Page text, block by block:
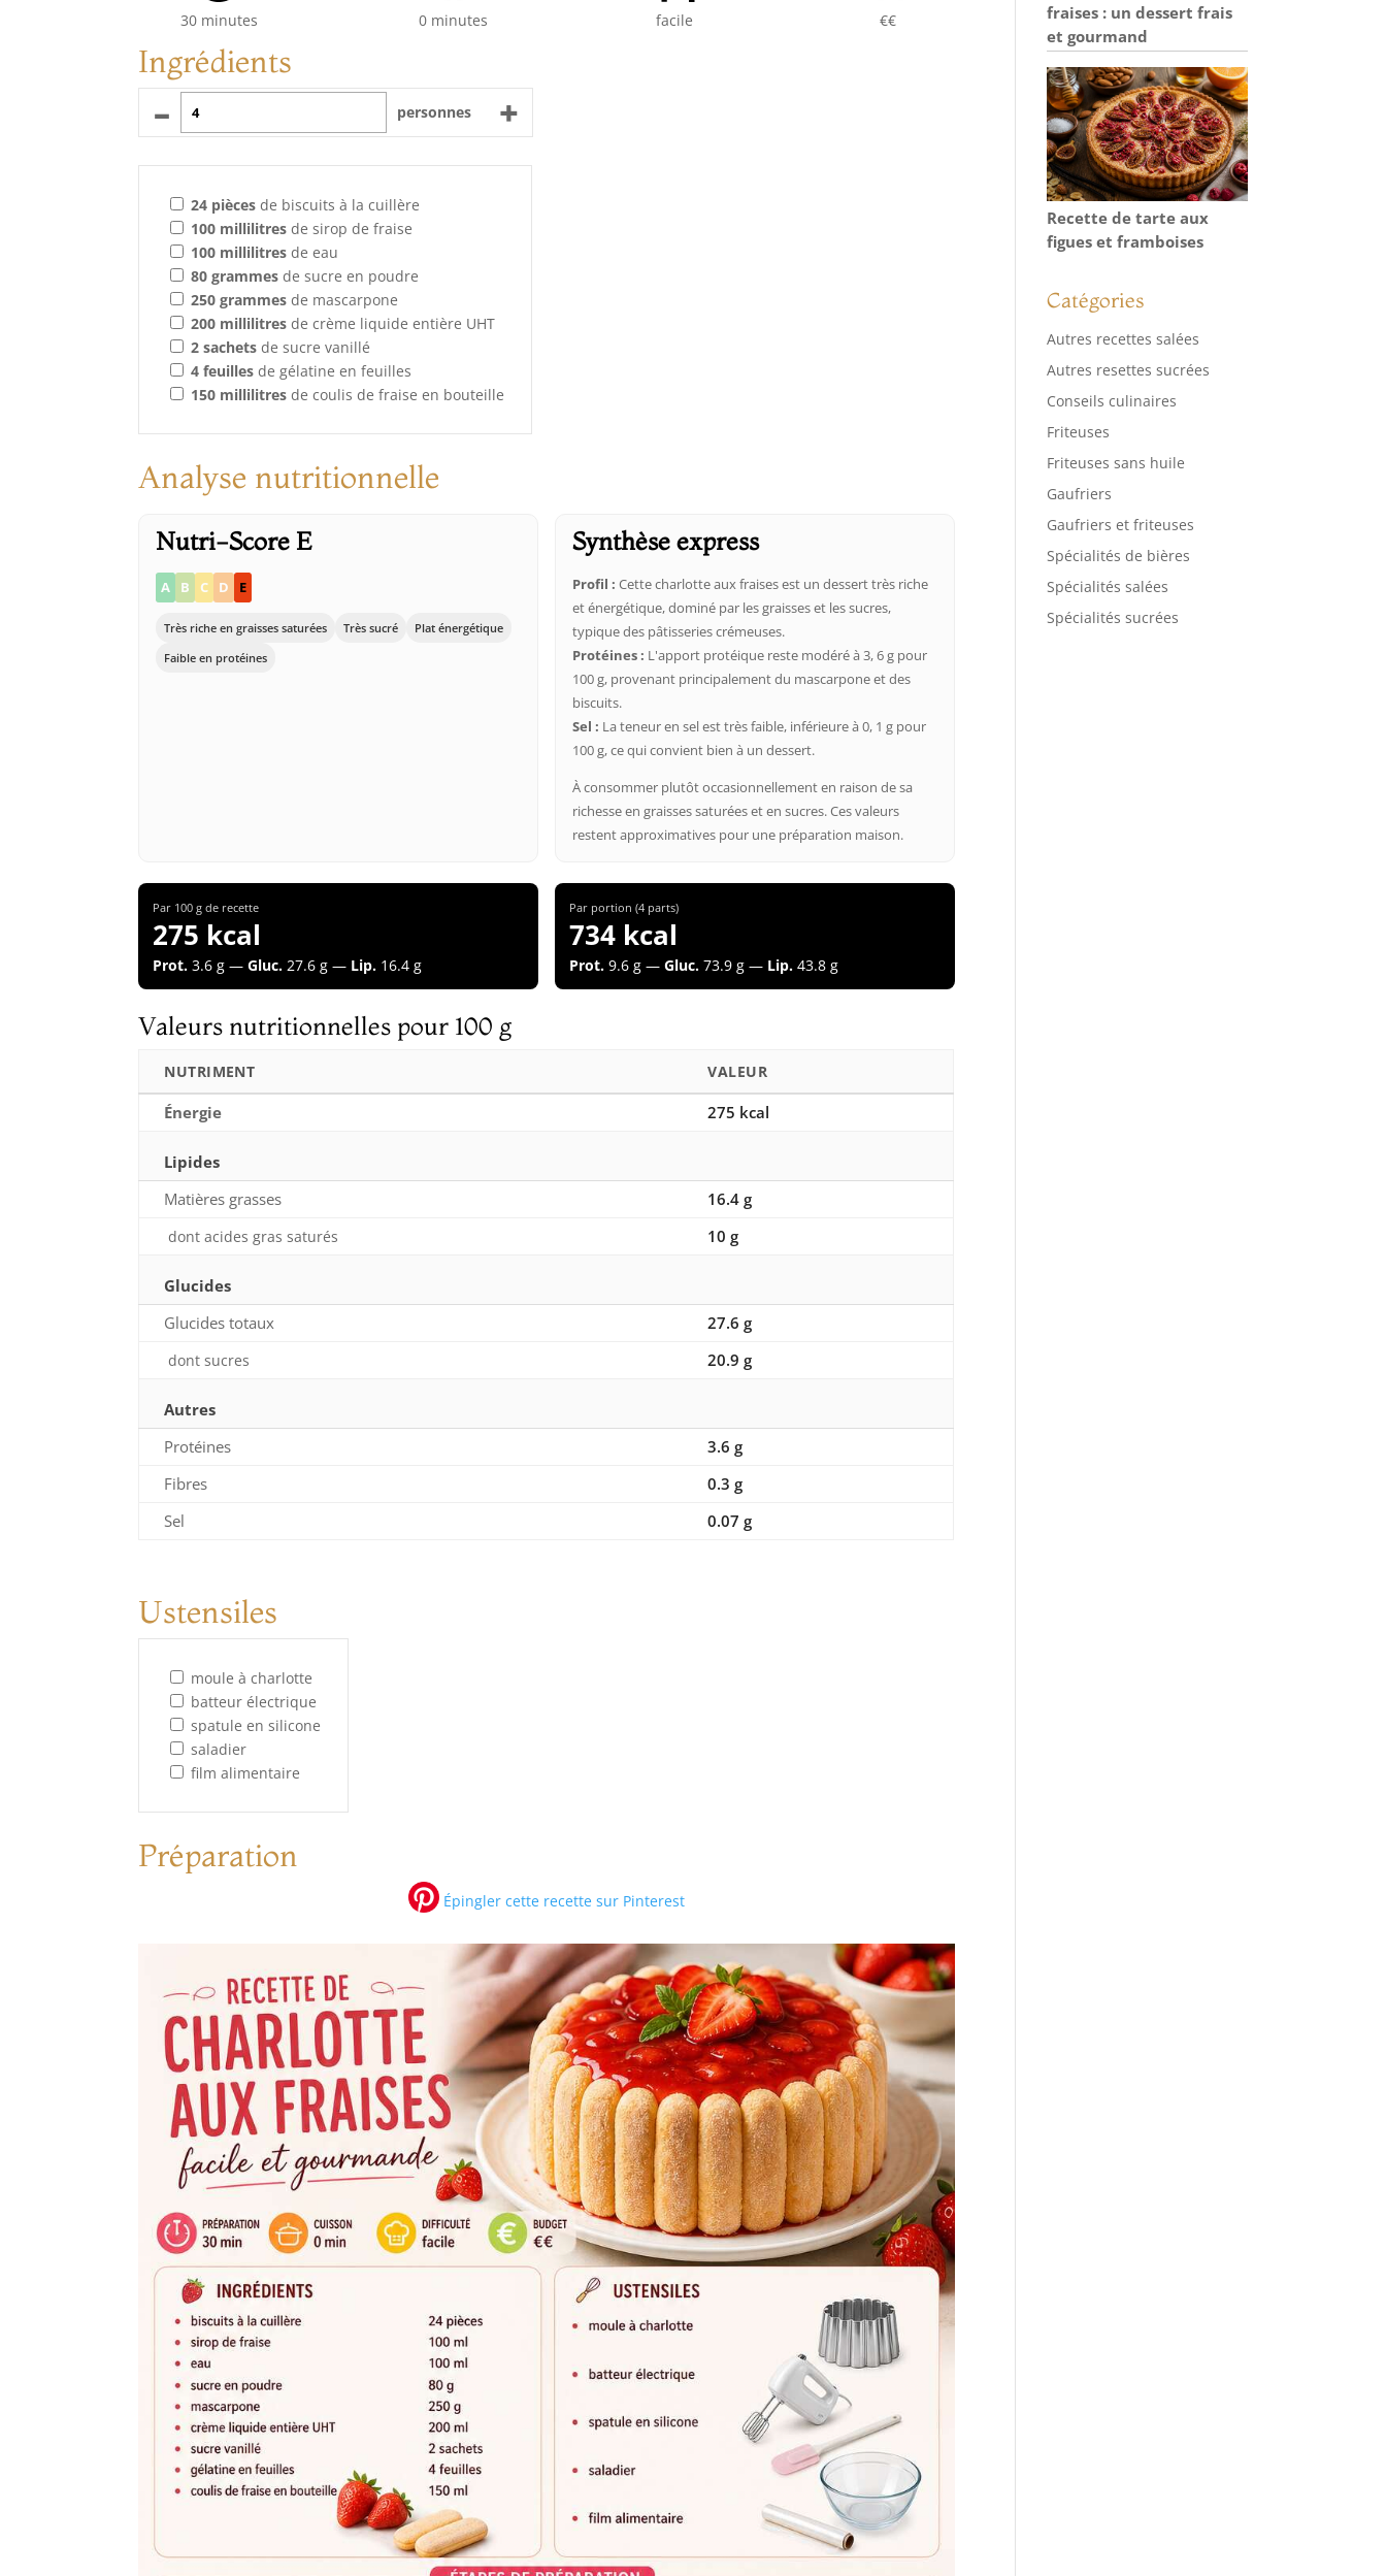
30 minutes 0 minutes facile €€
Ingrédients
– personnes +
24 pièces de biscuits à la cuillère
100 millilitres de sirop de fraise
100 millilitres de eau
80 grammes de sucre en poudre
250 grammes de mascarpone
200 millilitres de crème liquide entière UHT
2 sachets de sucre vanillé
4 feuilles de gélatine en feuilles
150 millilitres de coulis de fraise en bouteille
Analyse nutritionnelle
Nutri-Score E
A B C D E
Très riche en graisses saturées Très sucré
Plat énergétique
Faible en protéines
Synthèse express
Profil : Cette charlotte aux fraises est un dessert très riche
et énergétique, dominé par les graisses et les sucres,
typique des pâtisseries crémeuses.
Protéines : L'apport protéique reste modéré à 3, 6 g pour
100 g, provenant principalement du mascarpone et des
biscuits.
Sel : La teneur en sel est très faible, inférieure à 0, 1 g pour
100 g, ce qui convient bien à un dessert.
À consommer plutôt occasionnellement en raison de sa
richesse en graisses saturées et en sucres. Ces valeurs
restent approximatives pour une préparation maison.
Par 100 g de recette
275 kcal
Prot. 3.6 g —Gluc. 27.6 g — Lip. 16.4 g
Par portion (4 parts)
734 kcal
Prot. 9.6 g —Gluc. 73.9 g — Lip. 43.8 g
Valeurs nutritionnelles pour 100 g
NUTRIMENT VALEUR
Énergie 275 kcal
Lipides
Matières grasses
16.4 g
dont acides gras saturés 10 g
Glucides
Glucides totaux
27.6 g
dont sucres 20.9 g
Autres
Protéines
3.6 g
Fibres
0.3 g
Sel
0.07 g
Ustensiles
moule à charlotte
batteur électrique
spatule en silicone
saladier
film alimentaire
Préparation
Épingler cette recette sur Pinterest
fraises : un dessert frais
et gourmand
Recette de tarte aux
figues et framboises
Catégories
Autres recettes salées
Autres resettes sucrées
Conseils culinaires
Friteuses
Friteuses sans huile
Gaufriers
Gaufriers et friteuses
Spécialités de bières
Spécialités salées
Spécialités sucrées